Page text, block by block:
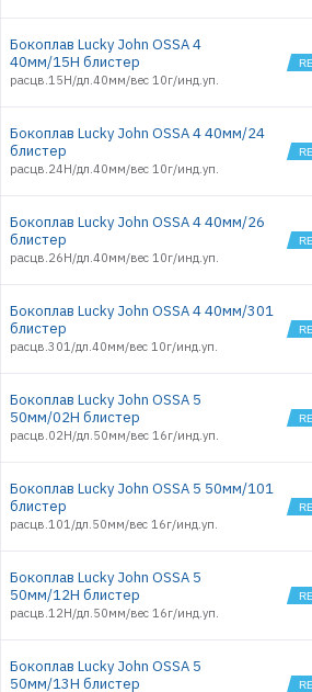
Бокоплав Lucky John OSSA 4
40мм/15H блистер
расцв.15H/дл.40мм/вес 10г/инд.уп.
Бокоплав Lucky John OSSA 4 40мм/24
блистер
расцв.24H/дл.40мм/вес 10г/инд.уп.
Бокоплав Lucky John OSSA 4 40мм/26
блистер
расцв.26H/дл.40мм/вес 10г/инд.уп.
Бокоплав Lucky John OSSA 4 40мм/301
блистер
расцв.301/дл.40мм/вес 10г/инд.уп.
Бокоплав Lucky John OSSA 5
50мм/02H блистер
расцв.02H/дл.50мм/вес 16г/инд.уп.
Бокоплав Lucky John OSSA 5 50мм/101
блистер
расцв.101/дл.50мм/вес 16г/инд.уп.
Бокоплав Lucky John OSSA 5
50мм/12H блистер
расцв.12H/дл.50мм/вес 16г/инд.уп.
Бокоплав Lucky John OSSA 5
50мм/13H блистер